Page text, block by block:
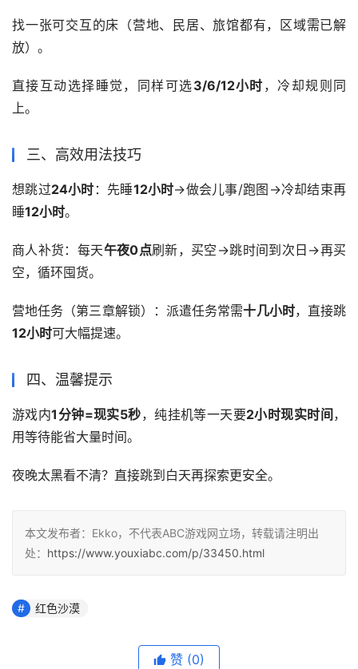
找一张可交互的床（营地、民居、旅馆都有，区域需已解
放）。
直接互动选择睡觉，同样可选3/6/12小时 ，冷却规则同
上。
三、高效用法技巧
想跳过24小时 ：先睡12小时→做会儿事/跑图→冷却结束再
睡12小时。
商人补货：每天午夜0点刷新，买空→跳时间到次日→再买
空，循环囤货。
营地任务（第三章解锁）：派遣任务常需十几小时，直接跳
12小时可大幅提速。
四、温馨提示
游戏内1分钟=现实5秒，纯挂机等一天要2小时现实时间 ，
用等待能省大量时间。
夜晚太黑看不清？直接跳到白天再探索更安全。
本文发布者：Ekko，不代表ABC游戏网立场，转载请注明出
处： https://www.youxiabc.com/p/33450.html
红色沙漠
赞 (0)